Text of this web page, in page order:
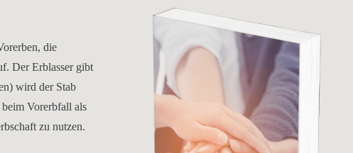
die
Der Erblasser gibt
wird der Stab
Vorerbfall als
zu nutzen.